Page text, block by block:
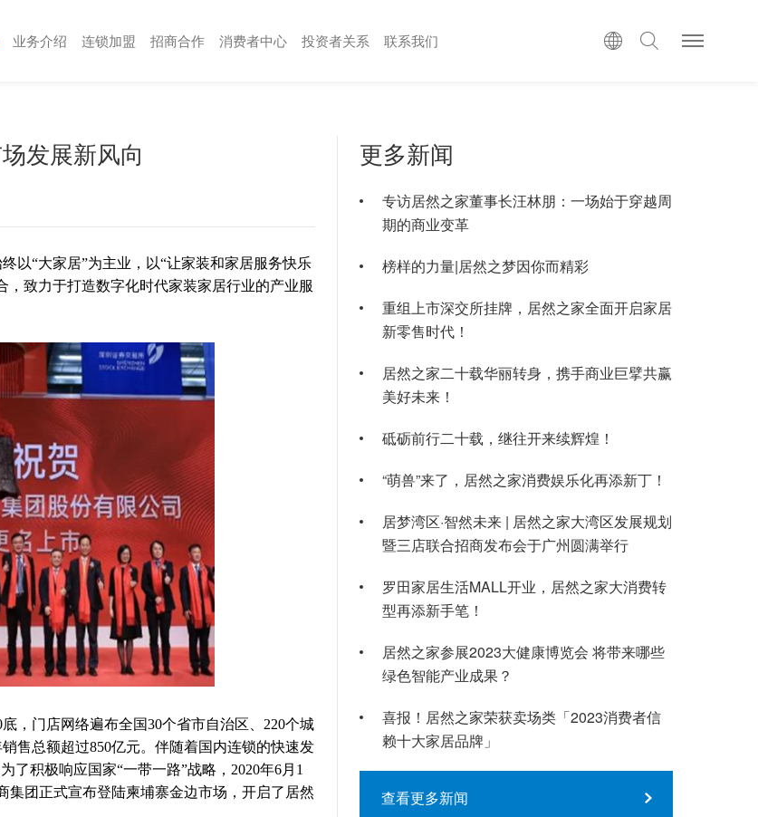
业务介绍 连锁加盟 招商合作 消费者中心 投资者关系 联系我们
发展新风向
以“大家居”为主业，以“让家装和家居服务快乐
致力于打造数字化时代家装家居行业的产业服
，门店网络遍布全国30个省市自治区、220个城
售总额超过850亿元。伴随着国内连锁的快速发
了积极响应国家“一带一路”战略，2020年6月1
集团正式宣布登陆柬埔寨金边市场，开启了居然
更多新闻
专访居然之家董事长汪林朋：一场始于穿越周
期的商业变革
榜样的力量|居然之梦因你而精彩
重组上市深交所挂牌，居然之家全面开启家居
新零售时代！
居然之家二十载华丽转身，携手商业巨擘共赢
美好未来！
砥砺前行二十载，继往开来续辉煌！
“萌兽”来了，居然之家消费娱乐化再添新丁！
居梦湾区·智然未来 | 居然之家大湾区发展规划
暨三店联合招商发布会于广州圆满举行
罗田家居生活MALL开业，居然之家大消费转
型再添新手笔！
居然之家参展2023大健康博览会 将带来哪些
绿色智能产业成果？
喜报！居然之家荣获卖场类「2023消费者信
赖十大家居品牌」
查看更多新闻